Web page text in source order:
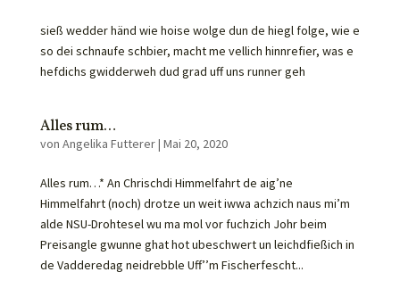
sieß wedder händ wie hoise wolge dun de hiegl folge, wie e
so dei schnaufe schbier, macht me vellich hinnrefier, was e
hefdichs gwidderweh dud grad uff uns runner geh
Alles rum…
von Angelika Futterer| Mai 20, 2020
Alles rum…* An Chrischdi Himmelfahrt de aig’ne
Himmelfahrt (noch) drotze un weit iwwa achzich naus mi’m
alde NSU-Drohtesel wu ma mol vor fuchzich Johr beim
Preisangle gwunne ghat hot ubeschwert un leichdfießich in
de Vadderedag neidrebble Uff’’m Fischerfescht...